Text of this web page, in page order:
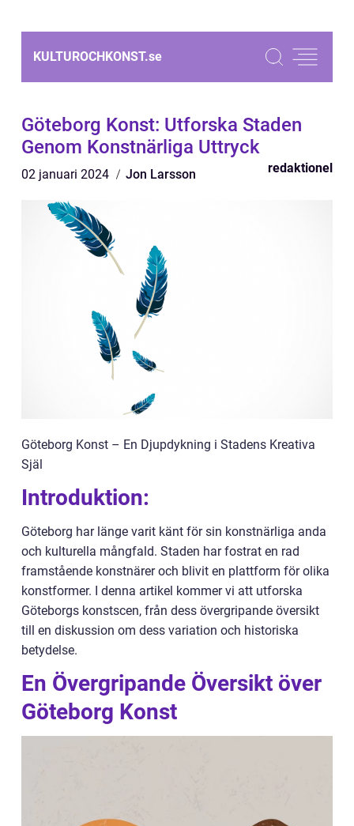
KULTUROCHKONST.se
Göteborg Konst: Utforska Staden
Genom Konstnärliga Uttryck
02 januari 2024 Jon Larsson redaktionel
Göteborg Konst – En Djupdykning i Stadens Kreativa
Själ
Introduktion:
Göteborg har länge varit känt för sin konstnärliga anda
och kulturella mångfald. Staden har fostrat en rad
framstående konstnärer och blivit en plattform för olika
konstformer. I denna artikel kommer vi att utforska
Göteborgs konstscen, från dess övergripande översikt
till en diskussion om dess variation och historiska
betydelse.
En Övergripande Översikt över
Göteborg Konst